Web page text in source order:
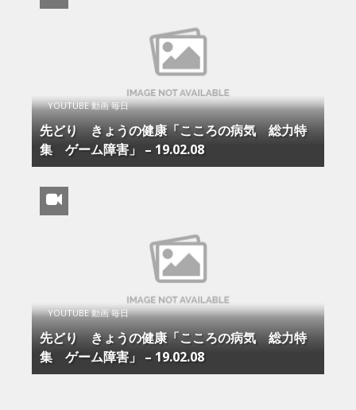
YOUTUBE 動画 毎日
先どり きょうの健康「こころの病気 総力特
集 ゲーム障害」 – 19.02.08
YOUTUBE 動画 毎日
先どり きょうの健康「こころの病気 総力特
集 ゲーム障害」 – 19.02.08